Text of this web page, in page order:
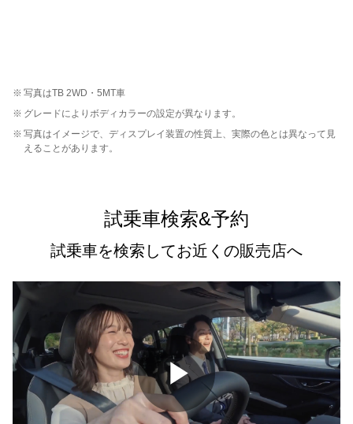
※ 写真はTB 2WD・5MT車
※ グレードによりボディカラーの設定が異なります。
※ 写真はイメージで、ディスプレイ装置の性質上、実際の色とは異なって見
えることがあります。
試乗車検索&予約
試乗車を検索してお近くの販売店へ
Play